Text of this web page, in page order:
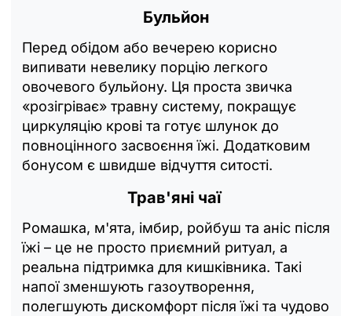
Бульйон
Перед обідом або вечерею корисно
випивати невелику порцію легкого
овочевого бульйону. Ця проста звичка
«розігріває» травну систему, покращує
циркуляцію крові та готує шлунок до
повноцінного засвоєння їжі. Додатковим
бонусом є швидше відчуття ситості.
Трав'яні чаї
Ромашка, м'ята, імбир, ройбуш та аніс після
їжі – це не просто приємний ритуал, а
реальна підтримка для кишківника. Такі
напої зменшують газоутворення,
полегшують дискомфорт після їжі та чудово